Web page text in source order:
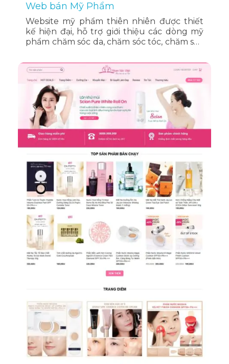
Web bán Mỹ Phẩm
Website mỹ phẩm thiên nhiên được thiết
kế hiện đại, hỗ trợ giới thiệu các dòng mỹ
phẩm chăm sóc da, chăm sóc tóc, chăm sóc
trải nghiệm mua sắm tiện lợi và chuyên
nghiệp.